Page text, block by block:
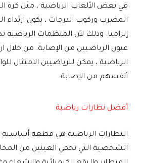
في بعض الألعاب الرياضية ، مثل كرة
المضرب وركوب الدرجات ، يكون ارتداء
إلزاميا. وذلك لأن المنظمات الرياضية
عيون الرياضيين من الإصابة. من خلال
الرياضية ، يمكن للرياضيين الامتثال
أنفسهم من الإصابة.
أفضل نظارات رياضية
النظارات الرياضية هي قطعة أساسية
الشخصية التي تحمي العينين من